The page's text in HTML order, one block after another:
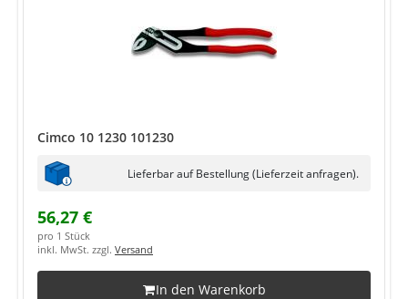
Cimco 10 1230 101230
Lieferbar auf Bestellung (Lieferzeit anfragen).
56,27 €
pro 1 Stück
inkl. MwSt. zzgl. Versand
In den Warenkorb